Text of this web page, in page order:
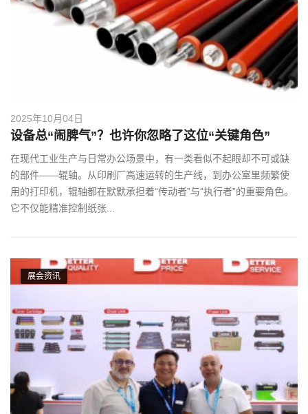
2025年10月04日
设备总“闹脾气”？也许你忽略了这位“关键角色”
在现代工业生产与日常办公场景中，有一类看似不起眼却不可或缺
的部件——辊轴。从印刷厂高速运转的生产线，到办公室里频繁使
用的打印机，辊轴都在默默承担着“传动者”与“执行者”的重要角色。
它不仅能精准控制纸张...
展会资讯